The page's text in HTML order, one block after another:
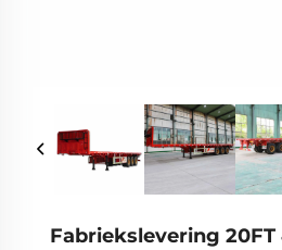
Fabriekslevering